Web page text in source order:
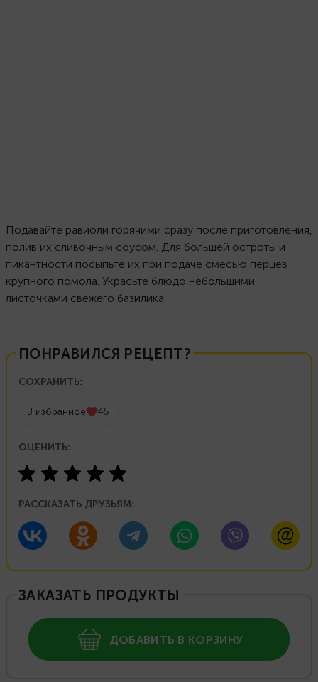
Подавайте равиоли горячими сразу после приготовления,
полив их сливочным соусом. Для большей остроты и
пикантности посыпьте их при подаче смесью перцев
крупного помола. Украсьте блюдо небольшими
листочками свежего базилика.
ПОНРАВИЛСЯ РЕЦЕПТ?
СОХРАНИТЬ:
В избранное 45
ОЦЕНИТЬ:
РАССКАЗАТЬ ДРУЗЬЯМ:
ЗАКАЗАТЬ ПРОДУКТЫ
ДОБАВИТЬ В КОРЗИНУ